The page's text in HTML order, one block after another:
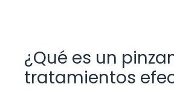
¿Qué es un
tratamientos